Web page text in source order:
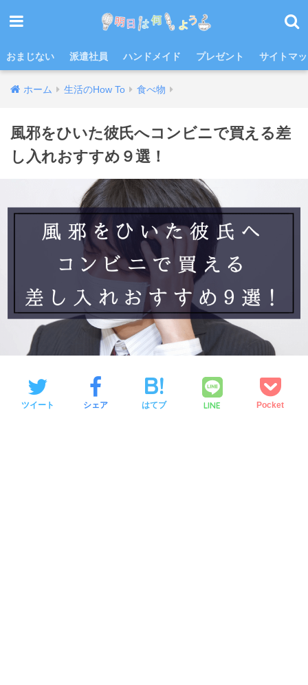
おまじない 派遣社員 ハンドメイド プレゼント サイトマ
ホーム 生活のHow To 食べ物
風邪をひいた彼氏へコンビニで買える差
し入れおすすめ９選！
ツイート シェア はてブ LINE Pocket